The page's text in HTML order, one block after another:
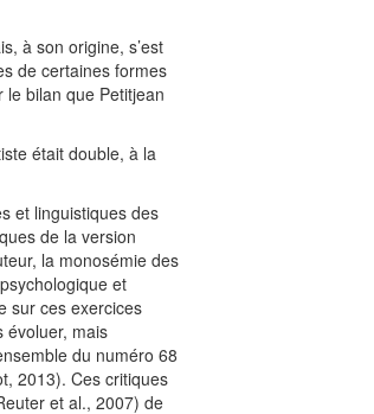
à son origine, s’est
de certaines formes
le bilan que Petitjean
était double, à la
et linguistiques des
de la version
la monosémie des
et
sur ces exercices
évoluer, mais
du numéro 68
2013). Ces critiques
et al., 2007) de